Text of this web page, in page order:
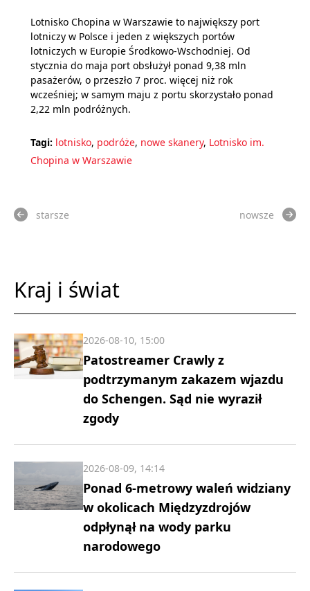
Lotnisko Chopina w Warszawie to największy port
lotniczy w Polsce i jeden z większych portów
lotniczych w Europie Środkowo-Wschodniej. Od
stycznia do maja port obsłużył ponad 9,38 mln
pasażerów, o przeszło 7 proc. więcej niż rok
wcześniej; w samym maju z portu skorzystało ponad
2,22 mln podróżnych.
Tagi: lotnisko, podróże, nowe skanery, Lotnisko im.
Chopina w Warszawie
starsze nowsze
Kraj i świat
Patostreamer Crawly z
podtrzymanym zakazem wjazdu
do Schengen. Sąd nie wyraził
zgody
2026-08-10, 15:00
Ponad 6-metrowy waleń widziany
w okolicach Międzyzdrojów
odpłynął na wody parku
narodowego
2026-08-09, 14:14